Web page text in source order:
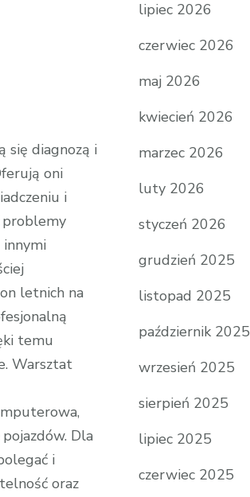
się diagnozą i
oni
i
problemy
innymi
letnich na
temu
Warsztat
Dla
i
oraz
lipiec 2026
czerwiec 2026
maj 2026
kwiecień 2026
marzec 2026
luty 2026
styczeń 2026
grudzień 2025
listopad 2025
październik 2025
wrzesień 2025
sierpień 2025
lipiec 2025
czerwiec 2025